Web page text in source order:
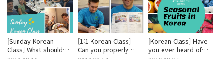
[Sunday Korean
Class] What should
[1:1 Korean Class]
Can you properly
[Korean Class] Have
you ever heard of